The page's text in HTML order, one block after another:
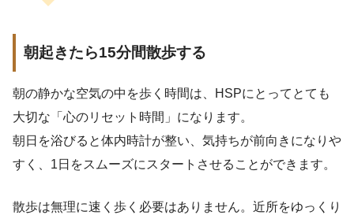
朝起きたら15分間散歩する
朝の静かな空気の中を歩く時間は、HSPにとってとても
大切な「心のリセット時間」になります。
朝日を浴びると体内時計が整い、気持ちが前向きになりや
すく、1日をスムーズにスタートさせることができます。
散歩は無理に速く歩く必要はありません。近所をゆっくり